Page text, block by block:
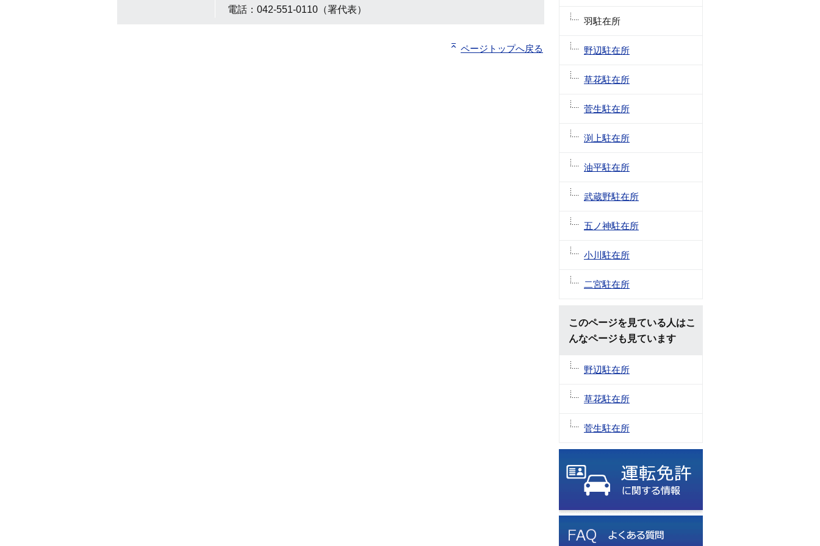
電話：042-551-0110（署代表）
ページトップへ戻る
羽駐在所
野辺駐在所
草花駐在所
菅生駐在所
渕上駐在所
油平駐在所
武蔵野駐在所
五ノ神駐在所
小川駐在所
二宮駐在所
このページを見ている人はこ
んなページも見ています
野辺駐在所
草花駐在所
菅生駐在所